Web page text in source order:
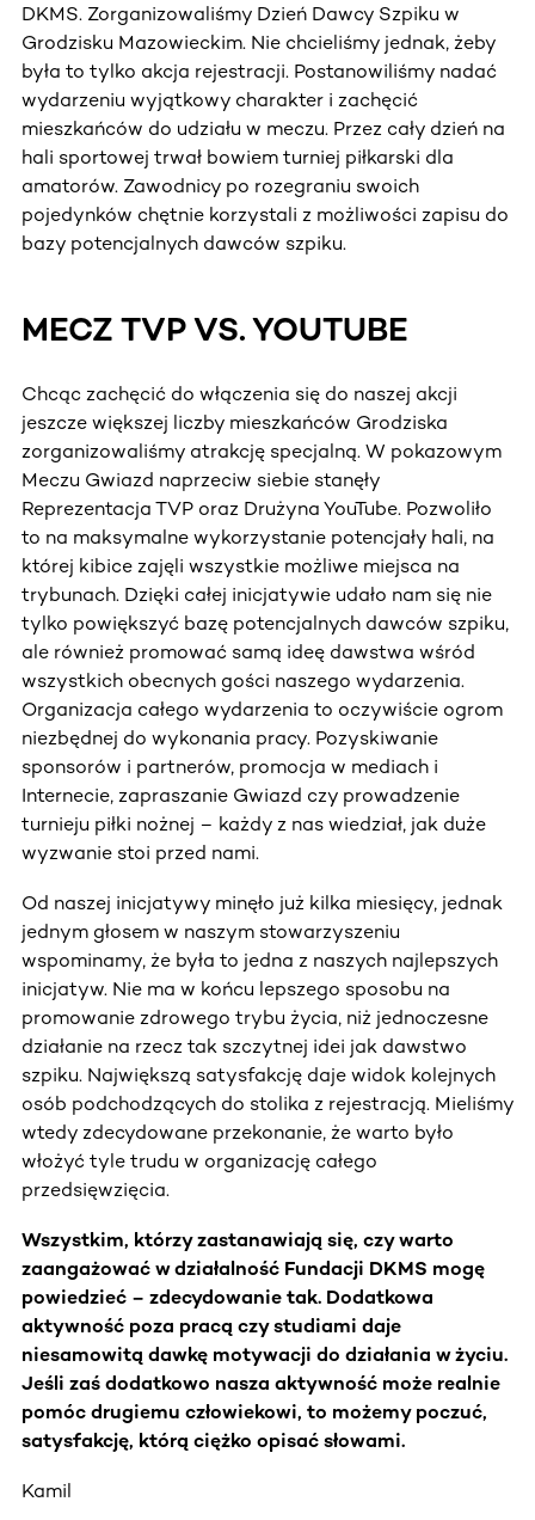
DKMS. Zorganizowaliśmy Dzień Dawcy Szpiku w
Grodzisku Mazowieckim. Nie chcieliśmy jednak, żeby
była to tylko akcja rejestracji. Postanowiliśmy nadać
wydarzeniu wyjątkowy charakter i zachęcić
mieszkańców do udziału w meczu. Przez cały dzień na
hali sportowej trwał bowiem turniej piłkarski dla
amatorów. Zawodnicy po rozegraniu swoich
pojedynków chętnie korzystali z możliwości zapisu do
bazy potencjalnych dawców szpiku.
MECZ TVP VS. YOUTUBE
Chcąc zachęcić do włączenia się do naszej akcji
jeszcze większej liczby mieszkańców Grodziska
zorganizowaliśmy atrakcję specjalną. W pokazowym
Meczu Gwiazd naprzeciw siebie stanęły
Reprezentacja TVP oraz Drużyna YouTube. Pozwoliło
to na maksymalne wykorzystanie potencjały hali, na
której kibice zajęli wszystkie możliwe miejsca na
trybunach. Dzięki całej inicjatywie udało nam się nie
tylko powiększyć bazę potencjalnych dawców szpiku,
ale również promować samą ideę dawstwa wśród
wszystkich obecnych gości naszego wydarzenia.
Organizacja całego wydarzenia to oczywiście ogrom
niezbędnej do wykonania pracy. Pozyskiwanie
sponsorów i partnerów, promocja w mediach i
Internecie, zapraszanie Gwiazd czy prowadzenie
turnieju piłki nożnej – każdy z nas wiedział, jak duże
wyzwanie stoi przed nami.
Od naszej inicjatywy minęło już kilka miesięcy, jednak
jednym głosem w naszym stowarzyszeniu
wspominamy, że była to jedna z naszych najlepszych
inicjatyw. Nie ma w końcu lepszego sposobu na
promowanie zdrowego trybu życia, niż jednoczesne
działanie na rzecz tak szczytnej idei jak dawstwo
szpiku. Największą satysfakcję daje widok kolejnych
osób podchodzących do stolika z rejestracją. Mieliśmy
wtedy zdecydowane przekonanie, że warto było
włożyć tyle trudu w organizację całego
przedsięwzięcia.
Wszystkim, którzy zastanawiają się, czy warto
zaangażować w działalność Fundacji DKMS mogę
powiedzieć – zdecydowanie tak. Dodatkowa
aktywność poza pracą czy studiami daje
niesamowitą dawkę motywacji do działania w życiu.
Jeśli zaś dodatkowo nasza aktywność może realnie
pomóc drugiemu człowiekowi, to możemy poczuć,
satysfakcję, którą ciężko opisać słowami.
Kamil